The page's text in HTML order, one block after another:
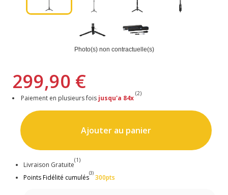
Photo(s) non contractuelle(s)
299,90 €
Paiement en plusieurs fois jusqu'a 84x
(2)
Ajouter au panier
Livraison Gratuite
(1)
Points Fidélité cumulés
(3)
300pts